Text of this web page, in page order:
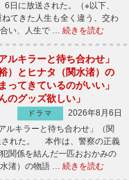
日に放送された。（※以下、
てきた人生も全く違う、交わ
い、人生で … 続きを読む
ルキラーと待ち合わせ」
）とヒナタ（関水渚）の
ってきているのがいい」
のグッズ欲しい」
ドラマ
2026年8月6日
ルキラーと待ち合わせ」（関
された。 本作は、警察の正義
関係を結んだ一匹おおかみの
渚）の物語 … 続きを読む